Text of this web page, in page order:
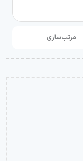
مرتب‌سازی